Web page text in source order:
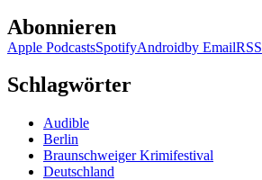
Abonnieren
Apple PodcastsSpotifyAndroidby EmailRSS
Schlagwörter
Audible
Berlin
Braunschweiger Krimifestival
Deutschland